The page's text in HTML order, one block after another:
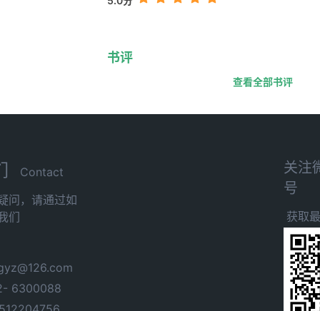
书评
查看全部书评
Contact
问，请通过如
们
6300088
关注
号
获取